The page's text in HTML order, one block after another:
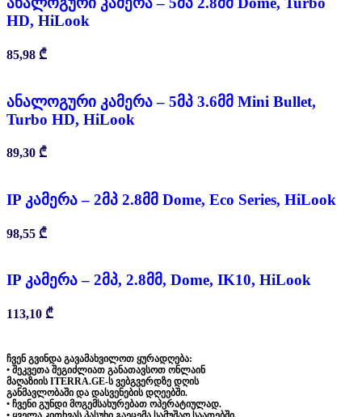
HD, HiLook
85,98 ₾
ანალოგური კამერა – 5მპ 3.6მმ Mini Bullet,
Turbo HD, HiLook
89,30 ₾
IP კამერა – 2მპ 2.8მმ Dome, Eco Series, HiLook
98,55 ₾
IP კამერა – 2მპ, 2.8მმ, Dome, IK10, HiLook
113,10 ₾
ჩვენ გვინდა გავამახვილოთ ყურადღება:
• შეკვეთა შეგიძლიათ განათავსოთ ონლაინ
მაღაზიის ITERRA.GE-ს ვებგვერდზე დღის
განმავლობაში და დასვენების დღეებში.
• ჩვენი გუნდი მოგემსახურებათ ოპერატიულად.